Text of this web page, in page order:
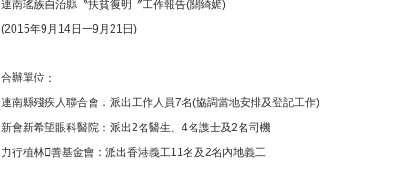
連南瑤族自治縣〝扶貧復明〞工作報告(關綺媚)
(2015年9月14日一9月21日)
合辦單位：
連南縣殘疾人聯合會：派出工作人員7名(協調當地安排及登記工作)
新會新希望眼科醫院：派出2名醫生、4名謢士及2名司機
力行植林善基金會：派出香港義工11名及2名內地義工